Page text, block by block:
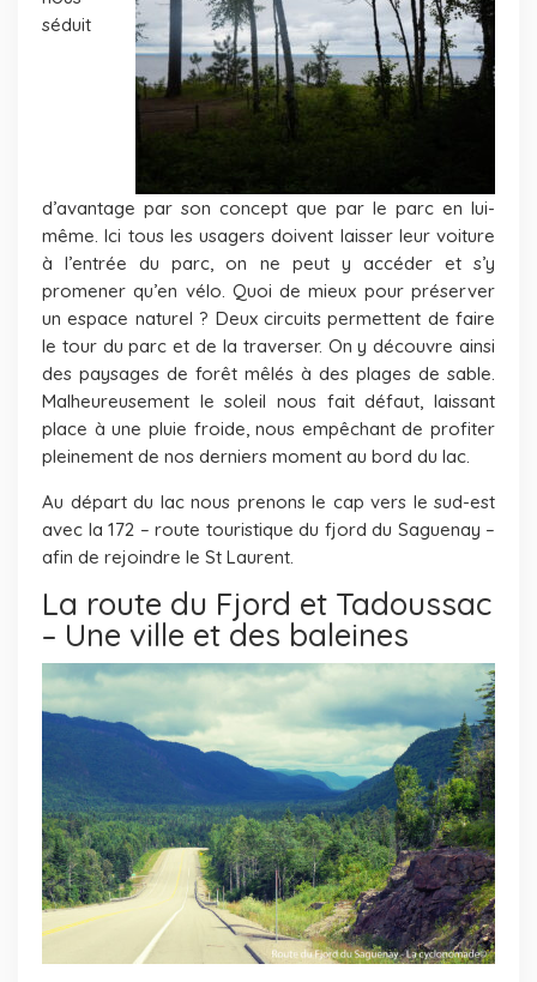
séduit
d’avantage par son concept que par le parc en lui-
même. Ici tous les usagers doivent laisser leur voiture
à l’entrée du parc, on ne peut y accéder et s’y
promener qu’en vélo. Quoi de mieux pour préserver
un espace naturel ? Deux circuits permettent de faire
le tour du parc et de la traverser. On y découvre ainsi
des paysages de forêt mêlés à des plages de sable.
Malheureusement le soleil nous fait défaut, laissant
place à une pluie froide, nous empêchant de profiter
pleinement de nos derniers moment au bord du lac.
Au départ du lac nous prenons le cap vers le sud-est
avec la 172 – route touristique du fjord du Saguenay –
afin de rejoindre le St Laurent.
La route du Fjord et Tadoussac
– Une ville et des baleines